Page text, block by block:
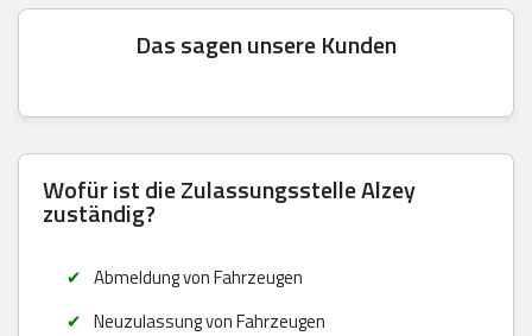
Das sagen unsere Kunden
Wofür ist die Zulassungsstelle Alzey
zuständig?
Abmeldung von Fahrzeugen
Neuzulassung von Fahrzeugen